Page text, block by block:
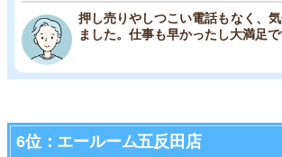
押し売りやしつこい電話もなく、
ました。仕事も早かったし大満足で
6位：エールーム五反田店